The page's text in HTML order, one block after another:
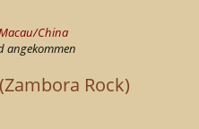
China
angekommen
Rock)